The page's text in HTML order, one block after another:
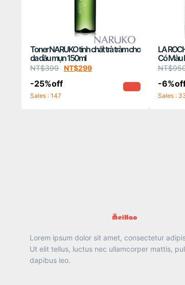
Toner NARUKO tinh chất trà tràm cho
da dầu mụn 150ml
NT$399 NT$299
-25%off
Sales : 147
LA
Có Màu
NT$
-
Sales :
Lorem ipsum dolor sit amet, consectetur
Ut elit tellus, luctus nec ullamcorper mattis,
dapibus leo.